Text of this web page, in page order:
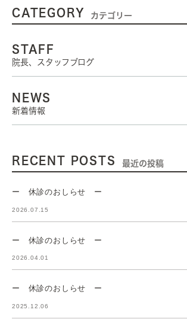
CATEGORY カテゴリー
STAFF
院長、スタッフブログ
NEWS
新着情報
RECENT POSTS 最近の投稿
ー 休診のおしらせ ー
2026.07.15
ー 休診のおしらせ ー
2026.04.01
ー 休診のおしらせ ー
2025.12.06